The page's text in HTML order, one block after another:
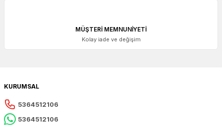
MÜŞTERİ MEMNUNİYETİ
Kolay iade ve değişim
KURUMSAL
5364512106
5364512106